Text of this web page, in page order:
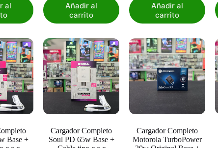
al
Añadir al
carrito
Añadir al
carrito
Base +
Cargador Completo
Soul PD 65w Base +
Cargador Completo
Motorola TurboPower